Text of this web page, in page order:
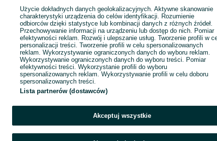
Użycie dokładnych danych geolokalizacyjnych. Aktywne skanowanie
charakterystyki urządzenia do celów identyfikacji. Rozumienie
odbiorców dzięki statystyce lub kombinacji danych z różnych źródeł.
Przechowywanie informacji na urządzeniu lub dostęp do nich. Pomiar
efektywności reklam. Rozwój i ulepszanie usług. Tworzenie profili w
personalizacji treści. Tworzenie profili w celu spersonalizowanych
reklam. Wykorzystywanie ograniczonych danych do wyboru reklam.
Wykorzystywanie ograniczonych danych do wyboru treści. Pomiar
efektywności treści. Wykorzystanie profili do wyboru
spersonalizowanych reklam. Wykorzystywanie profili w celu doboru
spersonalizowanych treści.
Lista partnerów (dostawców)
Akceptuj wszystkie